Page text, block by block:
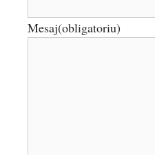
Mesaj(obligatoriu)